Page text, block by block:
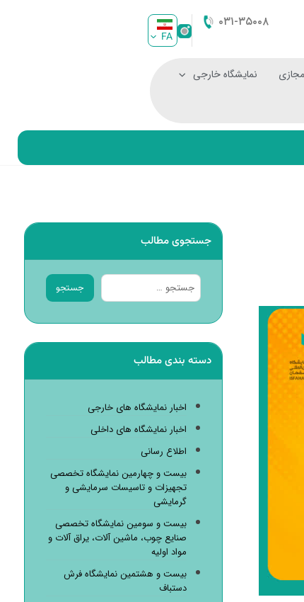
۰۳۱-۳۵۰۰۸
FA
نمایشگاه خارجی
جستجوی مطالب
جستجو
دسته بندی مطالب
اخبار نمایشگاه های خارجی
اخبار نمایشگاه های داخلی
اطلاع رسانی
بیست و چهارمین نمایشگاه تخصصی
تجهیزات و تاسیسات سرمایشی و
گرمایشی
بیست و سومین نمایشگاه تخصصی
صنایع چوب، ماشین آلات، یراق آلات و
مواد اولیه
بیست و هشتمین نمایشگاه فرش
دستباف